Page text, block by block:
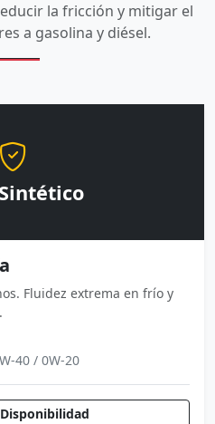
la fricción y mitigar el
a gasolina y diésel.
Fluidez extrema en frío y
40 / 0W-20